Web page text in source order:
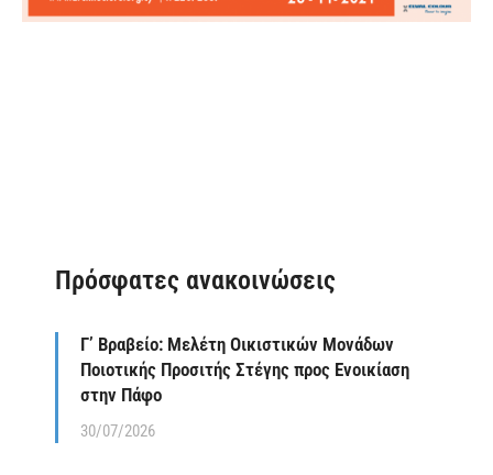
Πρόσφατες ανακοινώσεις
Γ’ Βραβείο: Μελέτη Οικιστικών Μονάδων
Ποιοτικής Προσιτής Στέγης προς Ενοικίαση
στην Πάφο
30/07/2026